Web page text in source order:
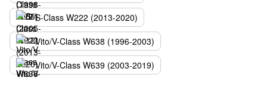
S-Сlass W222 (2013-2020)
Vito/V-Class W638 (1996-2003)
Vito/V-Class W639 (2003-2019)